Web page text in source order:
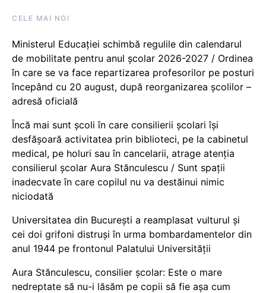
CELE MAI NOI
Ministerul Educației schimbă regulile din calendarul
de mobilitate pentru anul școlar 2026-2027 / Ordinea
în care se va face repartizarea profesorilor pe posturi
începând cu 20 august, după reorganizarea școlilor –
adresă oficială
Încă mai sunt școli în care consilierii școlari își
desfășoară activitatea prin biblioteci, pe la cabinetul
medical, pe holuri sau în cancelarii, atrage atenția
consilierul școlar Aura Stănculescu / Sunt spații
inadecvate în care copilul nu va destăinui nimic
niciodată
Universitatea din București a reamplasat vulturul și
cei doi grifoni distruși în urma bombardamentelor din
anul 1944 pe frontonul Palatului Universității
Aura Stănculescu, consilier școlar: Este o mare
nedreptate să nu-i lăsăm pe copii să fie așa cum